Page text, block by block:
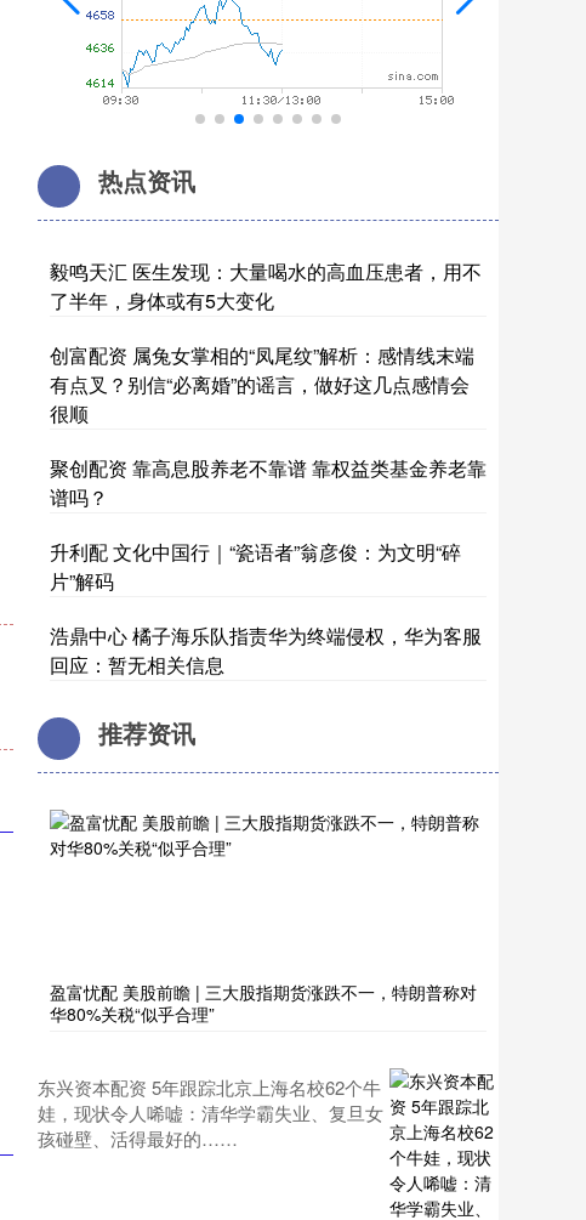
热点资讯
毅鸣天汇 医生发现：大量喝水的高血压患者，用不
了半年，身体或有5大变化
创富配资 属兔女掌相的“凤尾纹”解析：感情线末端
有点叉？别信“必离婚”的谣言，做好这几点感情会
很顺
聚创配资 靠高息股养老不靠谱 靠权益类基金养老靠
谱吗？
升利配 文化中国行｜“瓷语者”翁彦俊：为文明“碎
片”解码
浩鼎中心 橘子海乐队指责华为终端侵权，华为客服
回应：暂无相关信息
推荐资讯
盈富忧配 美股前瞻 | 三大股指期货涨跌不一，特朗普称对
华80%关税“似乎合理”
东兴资本配资 5年跟踪北京上海名校62个牛
娃，现状令人唏嘘：清华学霸失业、复旦女
孩碰壁、活得最好的……